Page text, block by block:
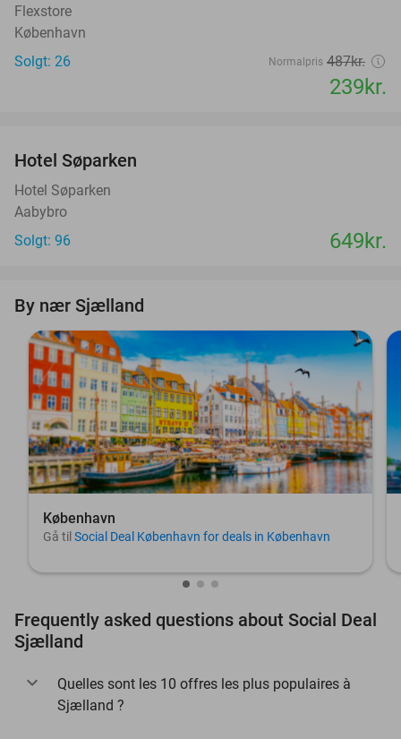
Flexstore
København
Solgt: 26
Normalpris 487kr.
239kr.
Hotel Søparken
Hotel Søparken
Aabybro
Solgt: 96
649kr.
By nær Sjælland
København
Gå til Social Deal København for deals in København
Frequently asked questions about Social Deal
Sjælland
Quelles sont les 10 offres les plus populaires à
Sjælland ?